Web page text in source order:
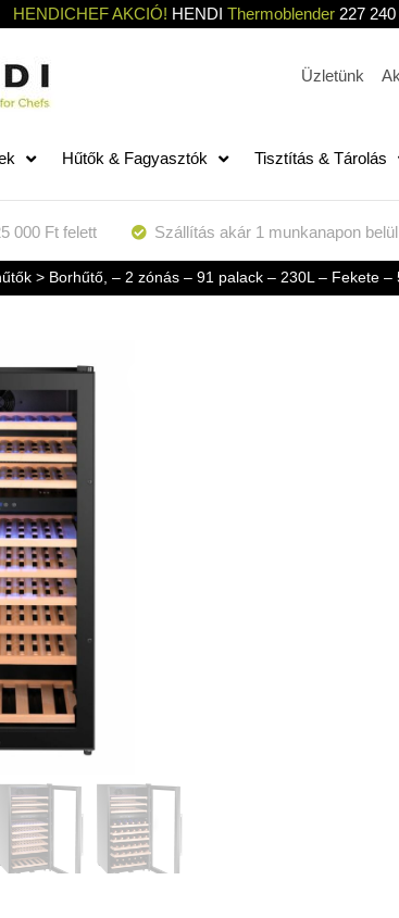
HENDICHEF AKCIÓ! HENDI Thermoblender227 240
Üzletünk
Hűtők & Fagyasztók Tisztítás & Tárolás
000 Ft felett Szállítás akár 1 munkanapon belül
> Borhűtő, – 2 zónás – 91 palack – 230L – Fekete –